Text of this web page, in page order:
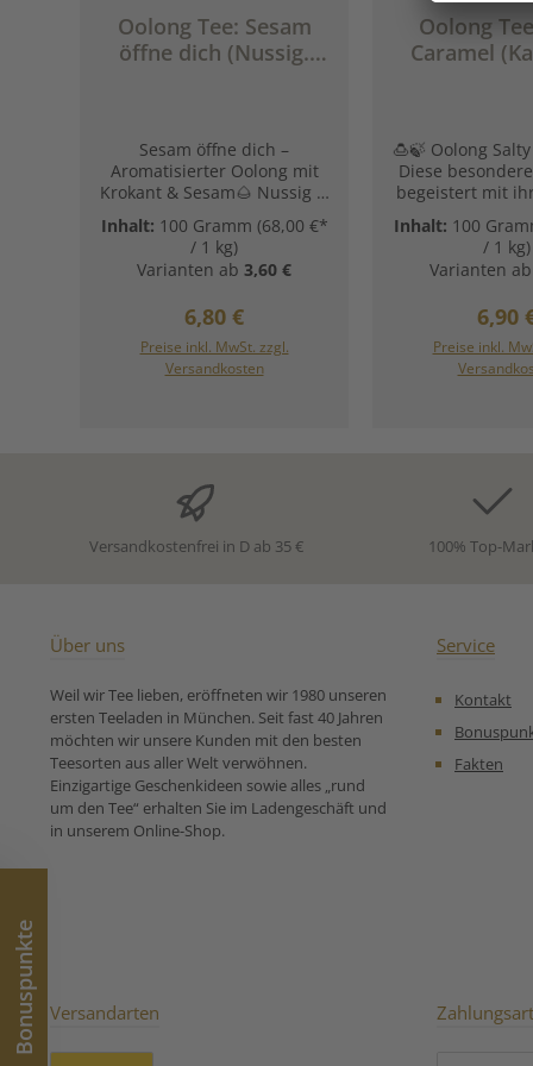
Durchschnittliche Bewertung von 5 von 5 Sternen
Oolong Tee: Sesam
öffne dich (Nussig.
Sesam öffne dich –
Aromatisierter Oolong mit
Krokant & Sesam🌰 Nussig &
geröstet | 🍃 Oolong-
Genuss aus China Ein Tee
wie ein Schatz aus
Tausendundeiner Nacht:
Oolong trifft auf gerösteten
Sesam, süßes Krokant und
zarte Kokosnoten. Die leicht
dich“ ist ein weicher
Genussmoment für alle, die
das Besondere lieben.
Zutaten:Oolong Tee Tie
Kokoschips (Kokosnuss,
geröstetere Reis, SESAM,
Saflorblüten.Unsere
Zubereitungsempfehlung
für Oolong Tee Sesam öffne
dich:
Inhalt: 100 Gramm (68,00 €*
/ 1 kg)
Varianten ab 3,60 €
Regulärer Preis:
6,80 €
Preise inkl. MwSt. zzgl.
Versandkosten
Oolong
Caramel
🍮🍃 Oolong
Diese
begeistert mit
Zutaten und
goldenen
🍵 Beim
sich ein
Schluck Lust
macht. Die
feinem
intensiv. 💛
Komposition
süß-salzige
(Zucker,
Caramel
Inhalt: 100
/ 1 kg)
Varianten ab
6,90
Preise inkl.
Versandkostenfrei in D ab 35 € 100% Top-
Über uns
Weil wir Tee lieben, eröffneten wir 1980 unseren
ersten Teeladen in München. Seit fast 40 Jahren
möchten wir unsere Kunden mit den besten
Teesorten aus aller Welt verwöhnen.
Einzigartige Geschenkideen sowie alles „rund
um den Tee“ erhalten Sie im Ladengeschäft und
in unserem Online-Shop.
Service
Kontakt
Fakten
Versandarten
Bonuspunkte